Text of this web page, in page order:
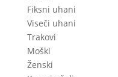
Fiksni uhani
Viseči uhani
Trakovi
Moški
Ženski